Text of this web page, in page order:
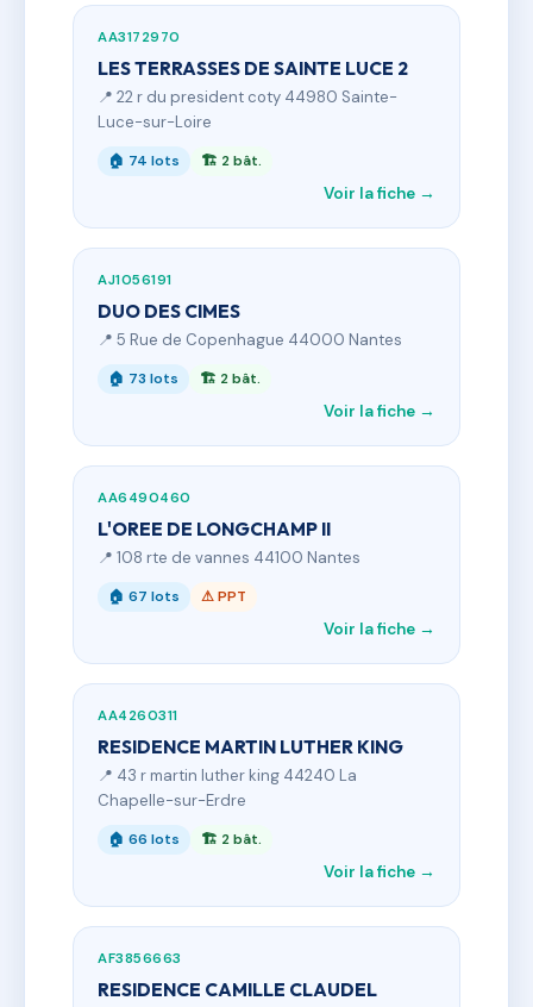
AA3172970
LES TERRASSES DE SAINTE LUCE 2
📍 22 r du president coty 44980 Sainte-
Luce-sur-Loire
🏠 74 lots 🏗 2 bât.
Voir la fiche →
AJ1056191
DUO DES CIMES
📍 5 Rue de Copenhague 44000 Nantes
🏠 73 lots 🏗 2 bât.
Voir la fiche →
AA6490460
L'OREE DE LONGCHAMP II
📍 108 rte de vannes 44100 Nantes
🏠 67 lots ⚠ PPT
Voir la fiche →
AA4260311
RESIDENCE MARTIN LUTHER KING
📍 43 r martin luther king 44240 La
Chapelle-sur-Erdre
🏠 66 lots 🏗 2 bât.
Voir la fiche →
AF3856663
RESIDENCE CAMILLE CLAUDEL